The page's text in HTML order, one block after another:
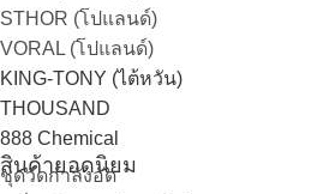
STHOR (โปแลนด์)
VORAL (โปแลนด์)
KING-TONY (ไต้หวัน)
THOUSAND
888 Chemical
สินค้ายอดนิยม
ชุดวัดกำลังอัด